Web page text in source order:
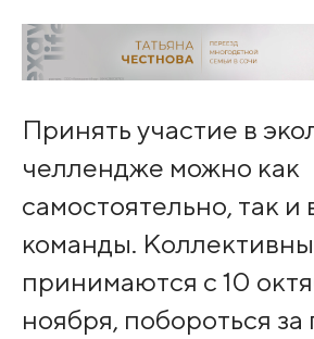
Принять участие в
челлендже можно как
самостоятельно, так и
команды.
принимаются с 10
ноября, побороться